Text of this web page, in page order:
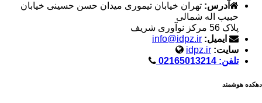
آدرس: تهران خیابان تیموری میدان حسن حسینی خیابان
حبیب اله شمالی
پلاک 56 مرکز نوآوری شریف
ایمیل: info@idpz.ir
سایت: idpz.ir
تلفن: 02165013214
دهکده هوشمند